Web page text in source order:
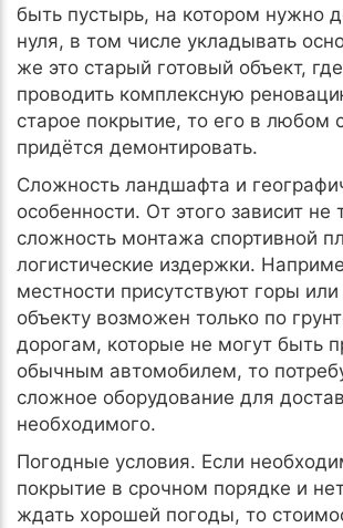
быть пустырь, на котором нужно
нуля, в том числе укладывать
же это старый готовый объект,
проводить комплексную
старое покрытие, то его в любом
придётся демонтировать.
Сложность ландшафта и
особенности. От этого зависит не
сложность монтажа спортивной
логистические издержки.
местности присутствуют горы
объекту возможен только по
дорогам, которые не могут быть
обычным автомобилем, то
сложное оборудование для
необходимого.
Погодные условия. Если
покрытие в срочном порядке и
ждать хорошей погоды, то